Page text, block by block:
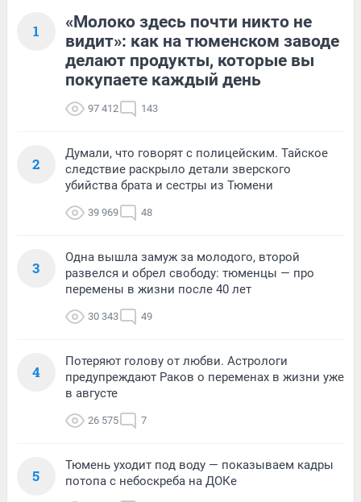
1
«Молоко здесь почти никто не
видит»: как на тюменском заводе
делают продукты, которые вы
покупаете каждый день
97 412 143
2
Думали, что говорят с полицейским. Тайское
следствие раскрыло детали зверского
убийства брата и сестры из Тюмени
39 969 48
3
Одна вышла замуж за молодого, второй
развелся и обрел свободу: тюменцы — про
перемены в жизни после 40 лет
30 343 49
4
Потеряют голову от любви. Астрологи
предупреждают Раков о переменах в жизни уже
в августе
26 575 7
5
Тюмень уходит под воду — показываем кадры
потопа с небоскреба на ДОКе